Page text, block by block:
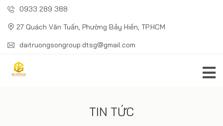
0933 289 388
27 Quách Văn Tuấn, Phường Bảy Hiền, TP.HCM
daitruongsongroup.dtsg@gmail.com
TIN TỨC